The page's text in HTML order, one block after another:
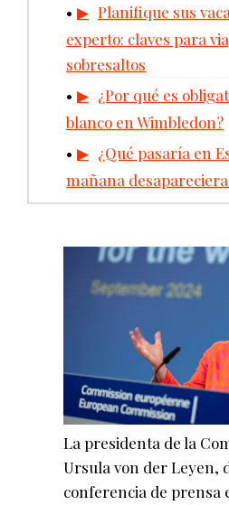
Planifique sus
experto: claves para
sobresaltos
¿Por qué es
blanco en Wimbledon?
¿Qué pasaría en
mañana
La presidenta de la
Ursula von der Leyen,
conferencia de prensa